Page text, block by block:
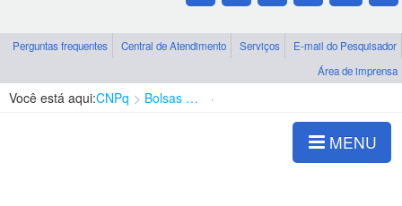
Perguntas frequentes Central de Atendimento Serviços
E-mail do Pesquisador
Área de imprensa
Você está aqui:CNPq Bolsas e Auxílios Vigentes
MENU